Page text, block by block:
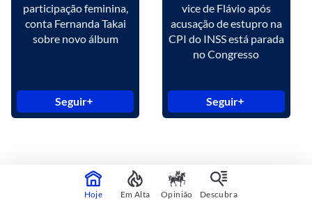
participação feminina,
conta Fernanda Takai
sobre novo álbum
Seguir
vice de Flávio após
acusação de estupro na
CPI do INSS está parada
no Congresso
Seguir
CONTINUA APÓS A PUBLICIDADE
Hoje Em Alta Opinião Descubra